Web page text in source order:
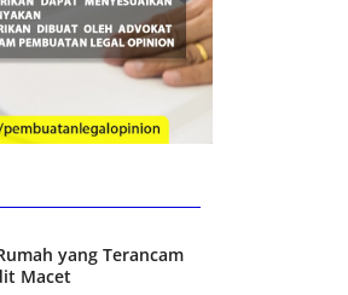
yang Terancam
Macet